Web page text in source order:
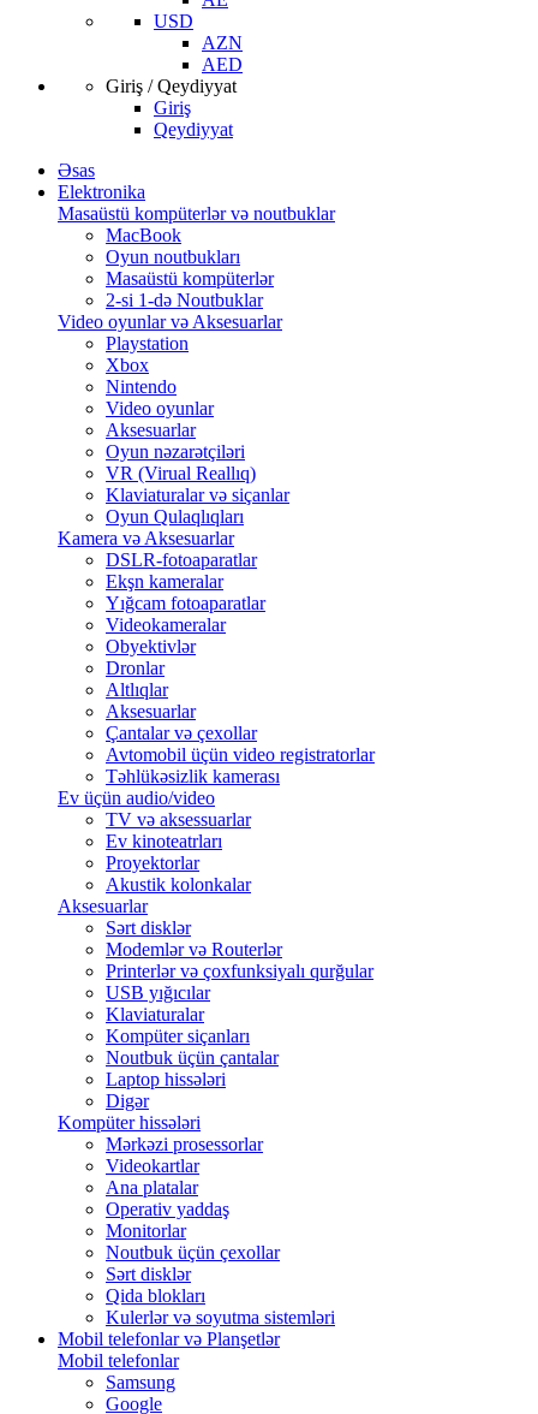
USD
AZN
AED
Giriş / Qeydiyyat
Giriş
Qeydiyyat
Əsas
Elektronika
Masaüstü kompüterlər və noutbuklar
MacBook
Oyun noutbukları
Masaüstü kompüterlər
2-si 1-də Noutbuklar
Video oyunlar və Aksesuarlar
Playstation
Xbox
Nintendo
Video oyunlar
Aksesuarlar
Oyun nəzarətçiləri
VR (Virual Reallıq)
Klaviaturalar və siçanlar
Oyun Qulaqlıqları
Kamera və Aksesuarlar
DSLR-fotoaparatlar
Ekşn kameralar
Yığcam fotoaparatlar
Videokameralar
Obyektivlər
Dronlar
Altlıqlar
Aksesuarlar
Çantalar və çexollar
Avtomobil üçün video registratorlar
Təhlükəsizlik kamerası
Ev üçün audio/video
TV və aksessuarlar
Ev kinoteatrları
Proyektorlar
Akustik kolonkalar
Aksesuarlar
Sərt disklər
Modemlər və Routerlər
Printerlər və çoxfunksiyalı qurğular
USB yığıcılar
Klaviaturalar
Kompüter siçanları
Noutbuk üçün çantalar
Laptop hissələri
Digər
Kompüter hissələri
Mərkəzi prosessorlar
Videokartlar
Ana platalar
Operativ yaddaş
Monitorlar
Noutbuk üçün çexollar
Sərt disklər
Qida blokları
Kulerlər və soyutma sistemləri
Mobil telefonlar və Planşetlər
Mobil telefonlar
Samsung
Google